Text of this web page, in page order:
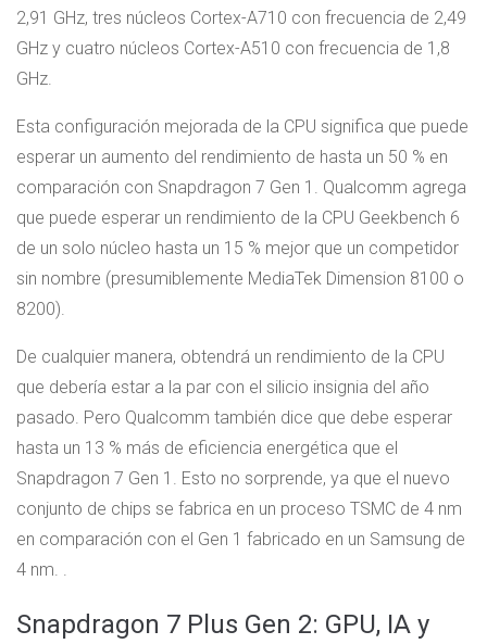
2,91 GHz, tres núcleos Cortex-A710 con frecuencia de 2,49
GHz y cuatro núcleos Cortex-A510 con frecuencia de 1,8
GHz.
Esta configuración mejorada de la CPU significa que puede
esperar un aumento del rendimiento de hasta un 50 % en
comparación con Snapdragon 7 Gen 1. Qualcomm agrega
que puede esperar un rendimiento de la CPU Geekbench 6
de un solo núcleo hasta un 15 % mejor que un competidor
sin nombre (presumiblemente MediaTek Dimension 8100 o
8200).
De cualquier manera, obtendrá un rendimiento de la CPU
que debería estar a la par con el silicio insignia del año
pasado. Pero Qualcomm también dice que debe esperar
hasta un 13 % más de eficiencia energética que el
Snapdragon 7 Gen 1. Esto no sorprende, ya que el nuevo
conjunto de chips se fabrica en un proceso TSMC de 4 nm
en comparación con el Gen 1 fabricado en un Samsung de
4 nm. .
Snapdragon 7 Plus Gen 2: GPU, IA y